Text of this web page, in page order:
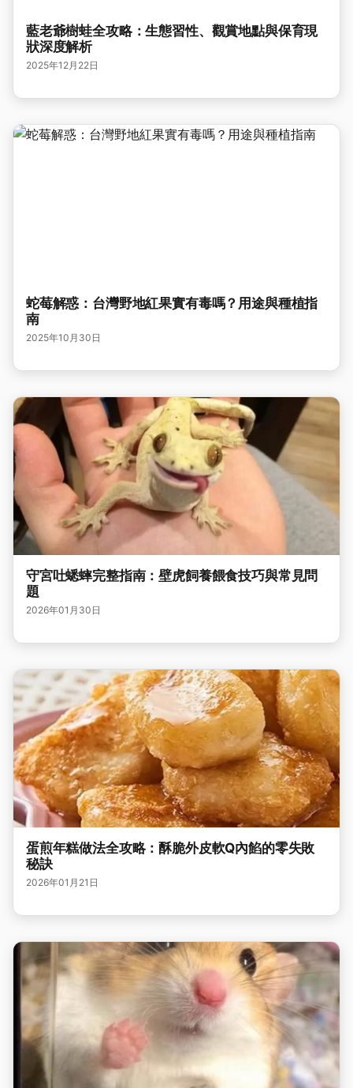
藍老爺樹蛙全攻略：生態習性、觀賞地點與保育現
狀深度解析
2025年12月22日
蛇莓解惑：台灣野地紅果實有毒嗎？用途與種植指
南
2025年10月30日
守宮吐蟋蟀完整指南：壁虎飼養餵食技巧與常見問
題
2026年01月30日
蛋煎年糕做法全攻略：酥脆外皮軟Q內餡的零失敗
秘訣
2026年01月21日